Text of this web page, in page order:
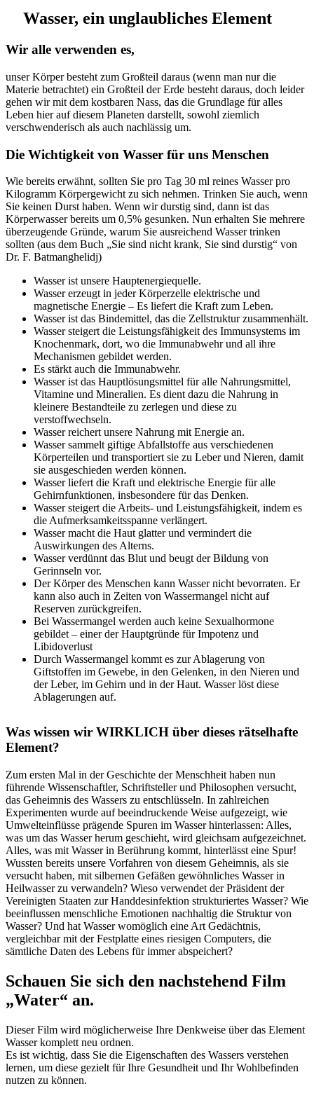
Wasser, ein unglaubliches Element
Wir alle verwenden es,
unser Körper besteht zum Großteil daraus (wenn man nur die
Materie betrachtet) ein Großteil der Erde besteht daraus, doch leider
gehen wir mit dem kostbaren Nass, das die Grundlage für alles
Leben hier auf diesem Planeten darstellt, sowohl ziemlich
verschwenderisch als auch nachlässig um.
Die Wichtigkeit von Wasser für uns Menschen
Wie bereits erwähnt, sollten Sie pro Tag 30 ml reines Wasser pro
Kilogramm Körpergewicht zu sich nehmen. Trinken Sie auch, wenn
Sie keinen Durst haben. Wenn wir durstig sind, dann ist das
Körperwasser bereits um 0,5% gesunken. Nun erhalten Sie mehrere
überzeugende Gründe, warum Sie ausreichend Wasser trinken
sollten (aus dem Buch „Sie sind nicht krank, Sie sind durstig“ von
Dr. F. Batmanghelidj)
Wasser ist unsere Hauptenergiequelle.
Wasser erzeugt in jeder Körperzelle elektrische und
magnetische Energie – Es liefert die Kraft zum Leben.
Wasser ist das Bindemittel, das die Zellstruktur zusammenhält.
Wasser steigert die Leistungsfähigkeit des Immunsystems im
Knochenmark, dort, wo die Immunabwehr und all ihre
Mechanismen gebildet werden.
Es stärkt auch die Immunabwehr.
Wasser ist das Hauptlösungsmittel für alle Nahrungsmittel,
Vitamine und Mineralien. Es dient dazu die Nahrung in
kleinere Bestandteile zu zerlegen und diese zu
verstoffwechseln.
Wasser reichert unsere Nahrung mit Energie an.
Wasser sammelt giftige Abfallstoffe aus verschiedenen
Körperteilen und transportiert sie zu Leber und Nieren, damit
sie ausgeschieden werden können.
Wasser liefert die Kraft und elektrische Energie für alle
Gehirnfunktionen, insbesondere für das Denken.
Wasser steigert die Arbeits- und Leistungsfähigkeit, indem es
die Aufmerksamkeitsspanne verlängert.
Wasser macht die Haut glatter und vermindert die
Auswirkungen des Alterns.
Wasser verdünnt das Blut und beugt der Bildung von
Gerinnseln vor.
Der Körper des Menschen kann Wasser nicht bevorraten. Er
kann also auch in Zeiten von Wassermangel nicht auf
Reserven zurückgreifen.
Bei Wassermangel werden auch keine Sexualhormone
gebildet – einer der Hauptgründe für Impotenz und
Libidoverlust
Durch Wassermangel kommt es zur Ablagerung von
Giftstoffen im Gewebe, in den Gelenken, in den Nieren und
der Leber, im Gehirn und in der Haut. Wasser löst diese
Ablagerungen auf.
Was wissen wir WIRKLICH über dieses rätselhafte
Element?
Zum ersten Mal in der Geschichte der Menschheit haben nun
führende Wissenschaftler, Schriftsteller und Philosophen versucht,
das Geheimnis des Wassers zu entschlüsseln. In zahlreichen
Experimenten wurde auf beeindruckende Weise aufgezeigt, wie
Umwelteinflüsse prägende Spuren im Wasser hinterlassen: Alles,
was um das Wasser herum geschieht, wird gleichsam aufgezeichnet.
Alles, was mit Wasser in Berührung kommt, hinterlässt eine Spur!
Wussten bereits unsere Vorfahren von diesem Geheimnis, als sie
versucht haben, mit silbernen Gefäßen gewöhnliches Wasser in
Heilwasser zu verwandeln? Wieso verwendet der Präsident der
Vereinigten Staaten zur Handdesinfektion strukturiertes Wasser? Wie
beeinflussen menschliche Emotionen nachhaltig die Struktur von
Wasser? Und hat Wasser womöglich eine Art Gedächtnis,
vergleichbar mit der Festplatte eines riesigen Computers, die
sämtliche Daten des Lebens für immer abspeichert?
Schauen Sie sich den nachstehend Film
„Water“ an.
Dieser Film wird möglicherweise Ihre Denkweise über das Element
Wasser komplett neu ordnen.
Es ist wichtig, dass Sie die Eigenschaften des Wassers verstehen
lernen, um diese gezielt für Ihre Gesundheit und Ihr Wohlbefinden
nutzen zu können.